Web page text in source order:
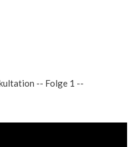
-- Folge 1 --